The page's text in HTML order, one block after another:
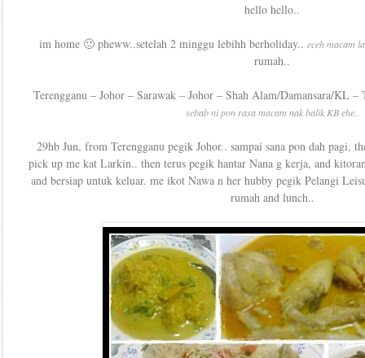
hello hello..
im home 🙂 pheww..setelah 2 minggu lebihh berholiday.. eceh macam
rumah..
Terengganu – Johor – Sarawak – Johor – Shah Alam/Damansara/KL –
sebab ni pon rasa macam nak balik KB ehe..
29hb Jun, from Terengganu pegik Johor.. sampai sana pon dah pagi,
pick up me kat Larkin.. then terus pegik hantar Nana g kerja, and
and bersiap untuk keluar. me ikot Nawa n her hubby pegik Pelangi
rumah and lunch..